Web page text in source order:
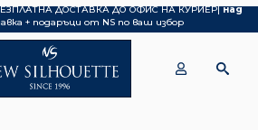
ДОСТАВКА ДО ОФИС НА КУРИЕР|над
+ подаръци от NS по ваш избор